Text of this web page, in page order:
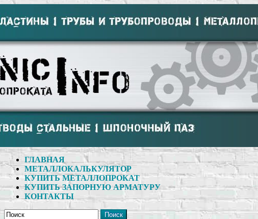
ГЛАВНАЯ
МЕТАЛЛОКАЛЬКУЛЯТОР
КУПИТЬ МЕТАЛЛОПРОКАТ
КУПИТЬ ЗАПОРНУЮ АРМАТУРУ
КОНТАКТЫ
Поиск